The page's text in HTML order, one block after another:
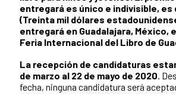
entregará es único e indivisible, es
(Treinta mil dólares
entregará en Guadalajara, México,
Feria Internacional del Libro de
La recepción de candidaturas
de marzo al 22 de mayo de 2020.
fecha, ninguna candidatura será